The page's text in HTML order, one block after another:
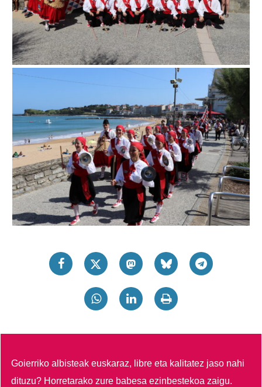
Goierriko albisteak euskaraz, libre eta kalitatez jaso nahi
dituzu? Horretarako zure babesa ezinbestekoa zaigu.